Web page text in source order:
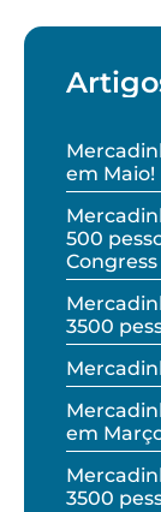
em Maio!
500
3500
em
3500